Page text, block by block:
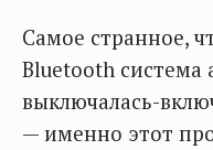
Самое странное,
Bluetooth система
выключалась-
— именно этот